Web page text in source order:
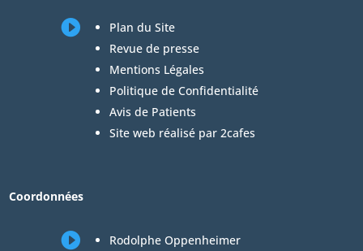

Plan du Site
Revue de presse
Mentions Légales
Politique de Confidentialité
Avis de Patients
Site web réalisé par 2cafes
Coordonnées

Rodolphe Oppenheimer